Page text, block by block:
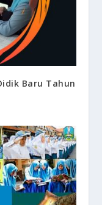
Baru Tahun